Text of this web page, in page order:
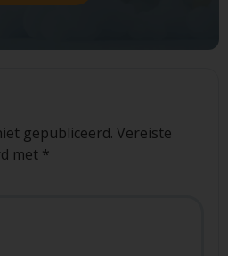
gepubliceerd. Vereiste
met *